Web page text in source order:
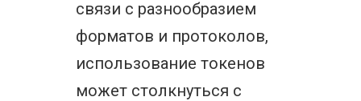
связи с разнообразием
форматов и протоколов,
использование токенов
может столкнуться с